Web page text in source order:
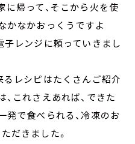
に帰って、そこから火を使
かなかおっくうですよ
レンジに頼っていきまし
レシピはたくさんご紹介
これさえあれば、できた
で食べられる、冷凍のお
だきました。